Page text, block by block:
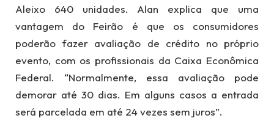
Aleixo 640 unidades. Alan explica que uma
vantagem do Feirão é que os consumidores
poderão fazer avaliação de crédito no próprio
evento, com os profissionais da Caixa Econômica
Federal. “Normalmente, essa avaliação pode
demorar até 30 dias. Em alguns casos a entrada
será parcelada em até 24 vezes sem juros”.